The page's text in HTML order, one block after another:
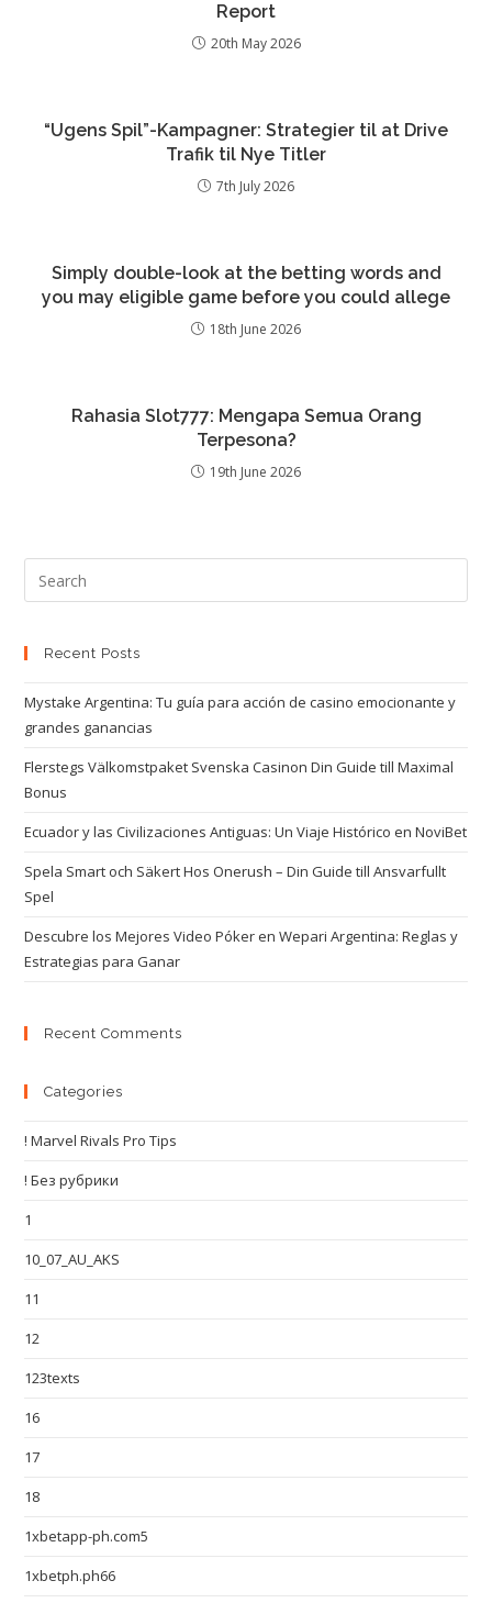
Report
20th May 2026
“Ugens Spil”-Kampagner: Strategier til at Drive
Trafik til Nye Titler
7th July 2026
Simply double-look at the betting words and
you may eligible game before you could allege
18th June 2026
Rahasia Slot777: Mengapa Semua Orang
Terpesona?
19th June 2026
Recent Posts
Mystake Argentina: Tu guía para acción de casino emocionante y
grandes ganancias
Flerstegs Välkomstpaket Svenska Casinon Din Guide till Maximal
Bonus
Ecuador y las Civilizaciones Antiguas: Un Viaje Histórico en NoviBet
Spela Smart och Säkert Hos Onerush – Din Guide till Ansvarfullt
Spel
Descubre los Mejores Video Póker en Wepari Argentina: Reglas y
Estrategias para Ganar
Recent Comments
Categories
! Marvel Rivals Pro Tips
! Без рубрики
1
10_07_AU_AKS
11
12
123texts
16
17
18
1xbetapp-ph.com5
1xbetph.ph66